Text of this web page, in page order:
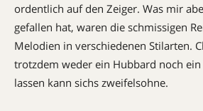
ordentlich auf den Zeiger. Was mir
gefallen hat, waren die schmissigen
Melodien in verschiedenen Stilarten.
trotzdem weder ein Hubbard noch
lassen kann sichs zweifelsohne.